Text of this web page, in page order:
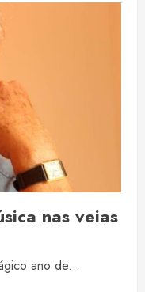
nas veias
ano de...